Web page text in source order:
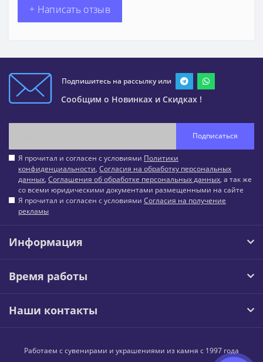
+ Написать отзыв
Подпишитесь на рассылку или
Сообщим о Новинках и Скидках !
Подписаться
Я прочитал и согласен с условиями Политики
конфиденциальности, Согласия на обработку персональных
данных, Соглашения об обработке персональных данных, а так же
со всеми юридическими документами размещенными на сайте
Я прочитал и согласен с условиями Согласия на получение
рекламы
Информация
Время работы
Наши контакты
Работаем с сувенирами и украшениями из камня с 1997 года